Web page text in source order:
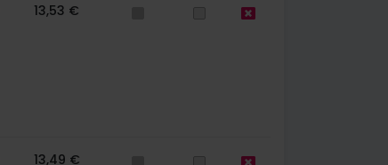
13,53 €
13,49 €